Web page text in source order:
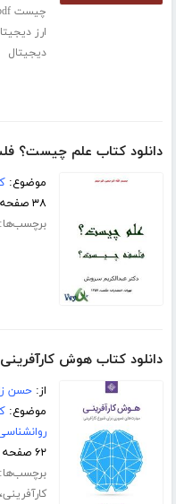
چیست pdf
ارز
دیجیتال
دانلود کتاب علم چیست؟
موضوع:
۳۸ صفحه
برچسب‌ها:
دانلود کتاب هوش کارآفرینی
از:حسن
موضوع:
۶۲ صفحه
کارآفرینی